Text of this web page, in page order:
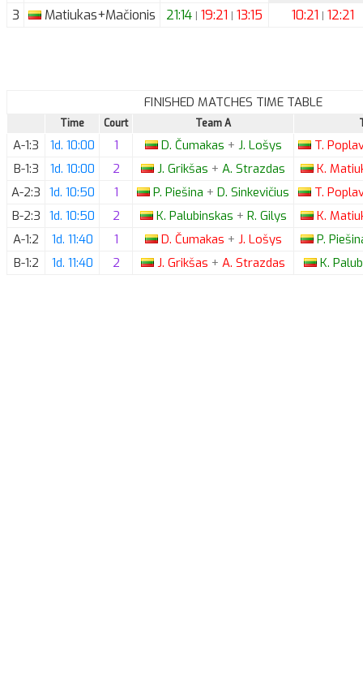
3
Matiukas+Mačionis 21:14 | 19:21 | 13:15 10:21 | 12:21
FINISHED MATCHES TIME TABLE
Time Court Team A
A-1:3 1d. 10:00 1 D. Čumakas + J. Lošys T.
B-1:3
1d. 10:00 2 J. Grikšas + A. Strazdas K.
A-2:3 1d. 10:50 1 P. Piešina + D. Sinkevičius T.
B-2:3 1d. 10:50 2 K. Palubinskas + R. Gilys K.
A-1:2
1d. 11:40 1 D. Čumakas + J. Lošys P.
B-1:2
1d. 11:40 2 J. Grikšas + A. Strazdas K.